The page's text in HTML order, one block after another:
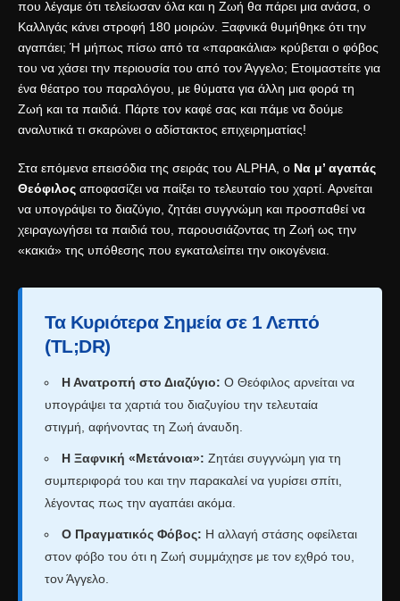
που λέγαμε ότι τελείωσαν όλα και η Ζωή θα πάρει μια ανάσα, ο
Καλλιγάς κάνει στροφή 180 μοιρών. Ξαφνικά θυμήθηκε ότι την
αγαπάει; Ή μήπως πίσω από τα «παρακάλια» κρύβεται ο φόβος
του να χάσει την περιουσία του από τον Άγγελο; Ετοιμαστείτε για
ένα θέατρο του παραλόγου, με θύματα για άλλη μια φορά τη
Ζωή και τα παιδιά. Πάρτε τον καφέ σας και πάμε να δούμε
αναλυτικά τι σκαρώνει ο αδίστακτος επιχειρηματίας!
Στα επόμενα επεισόδια της σειράς του ALPHA, ο Να μ’ αγαπάς
Θεόφιλος αποφασίζει να παίξει το τελευταίο του χαρτί. Αρνείται
να υπογράψει το διαζύγιο, ζητάει συγγνώμη και προσπαθεί να
χειραγωγήσει τα παιδιά του, παρουσιάζοντας τη Ζωή ως την
«κακιά» της υπόθεσης που εγκαταλείπει την οικογένεια.
Τα Κυριότερα Σημεία σε 1 Λεπτό
(TL;DR)
Η Ανατροπή στο Διαζύγιο: Ο Θεόφιλος αρνείται να
υπογράψει τα χαρτιά του διαζυγίου την τελευταία
στιγμή, αφήνοντας τη Ζωή άναυδη.
Η Ξαφνική «Μετάνοια»: Ζητάει συγγνώμη για τη
συμπεριφορά του και την παρακαλεί να γυρίσει σπίτι,
λέγοντας πως την αγαπάει ακόμα.
Ο Πραγματικός Φόβος: Η αλλαγή στάσης οφείλεται
στον φόβο του ότι η Ζωή συμμάχησε με τον εχθρό του,
τον Άγγελο.